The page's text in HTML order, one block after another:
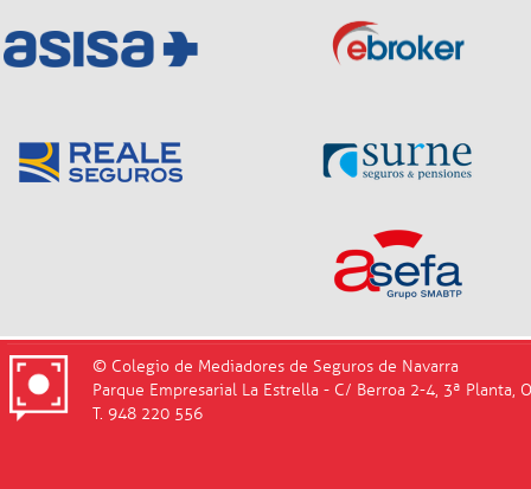
© Colegio de Mediadores de Seguros de Navarra
Parque Empresarial La Estrella - C/ Berroa 2-4, 3ª Planta,
T. 948 220 556